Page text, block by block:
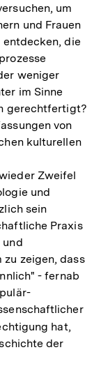
der
Fußnote
um
und Frauen
die
weniger
im Sinne
gerechtfertigt?
von
kulturellen
Zweifel
und
sein
Praxis
und
zu zeigen, dass
- fernab
hat,
der